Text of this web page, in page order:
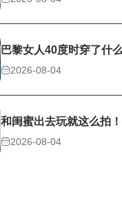
巴黎女人40度时穿了什
2026-08-04
和闺蜜出去玩就这么拍
2026-08-04